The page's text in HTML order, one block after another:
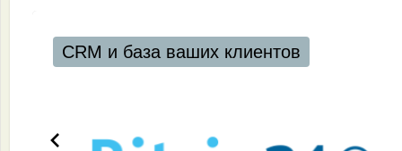
CRM и база ваших клиентов